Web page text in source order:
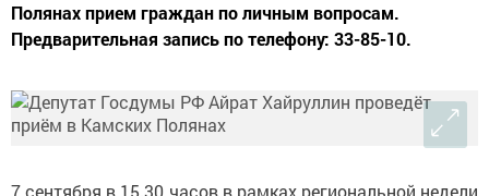
Полянах прием граждан по личным вопросам.
Предварительная запись по телефону: 33-85-10.